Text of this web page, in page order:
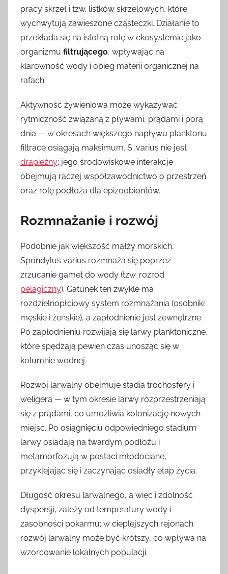
pracy skrzeł i tzw. listków skrzelowych, które
wychwytują zawieszone cząsteczki. Działanie to
przekłada się na istotną rolę w ekosystemie jako
organizmu filtrującego, wpływając na
klarowność wody i obieg materii organicznej na
rafach.
Aktywność żywieniowa może wykazywać
rytmiczność związaną z pływami, prądami i porą
dnia — w okresach większego napływu planktonu
filtrace osiągają maksimum. S. varius nie jest
drapieżny; jego środowiskowe interakcje
obejmują raczej współzawodnictwo o przestrzeń
oraz rolę podłoża dla epizoobiontów.
Rozmnażanie i rozwój
Podobnie jak większość małży morskich,
Spondylus varius rozmnaża się poprzez
zrzucanie gamet do wody (tzw. rozród
pelagiczny). Gatunek ten zwykle ma
rozdzielnopłciowy system rozmnażania (osobniki
męskie i żeńskie), a zapłodnienie jest zewnętrzne.
Po zapłodnieniu rozwijają się larwy planktoniczne,
które spędzają pewien czas unosząc się w
kolumnie wodnej.
Rozwój larwalny obejmuje stadia trochosfery i
weligera — w tym okresie larwy rozprzestrzeniają
się z prądami, co umożliwia kolonizację nowych
miejsc. Po osiągnięciu odpowiedniego stadium
larwy osiadają na twardym podłożu i
metamorfozują w postaci młodociane,
przyklejając się i zaczynając osiadły etap życia.
Długość okresu larwalnego, a więc i zdolność
dyspersji, zależy od temperatury wody i
zasobności pokarmu; w cieplejszych rejonach
rozwój larwalny może być krótszy, co wpływa na
wzorcowanie lokalnych populacji.